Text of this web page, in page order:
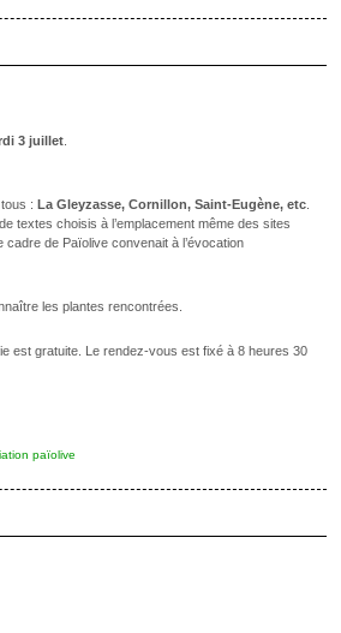
3 juillet
: La Gleyzasse, Cornillon, Saint-Eugène, etc
textes choisis à l’emplacement même des sites
de Païolive convenait à l’évocation
les plantes rencontrées.
est gratuite. Le rendez-vous est fixé à 8 heures 30
païolive